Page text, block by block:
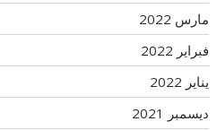
مارس 2022
فبراير 2022
يناير 2022
ديسمبر 2021